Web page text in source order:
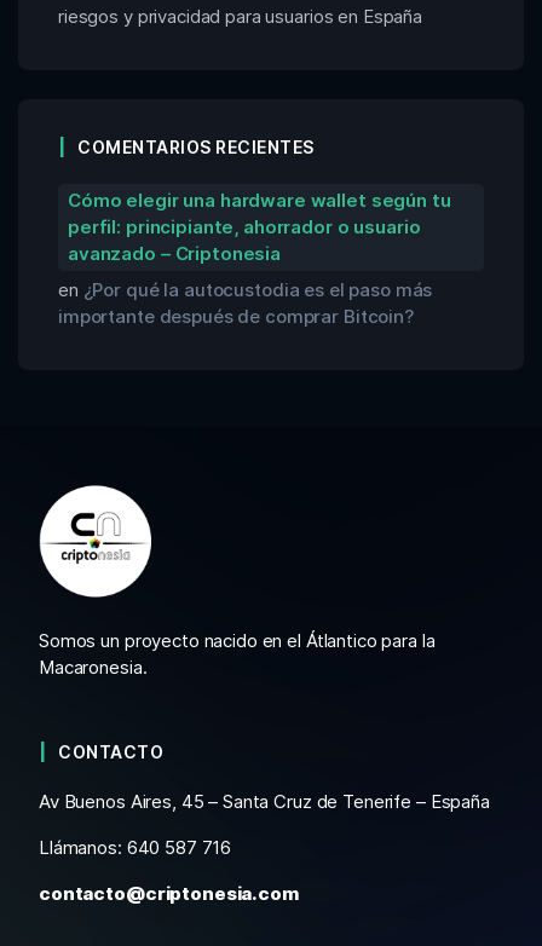
riesgos y privacidad para usuarios en España
COMENTARIOS RECIENTES
Cómo elegir una hardware wallet según tu
perfil: principiante, ahorrador o usuario
avanzado – Criptonesia
en ¿Por qué la autocustodia es el paso más
importante después de comprar Bitcoin?
Somos un proyecto nacido en el Átlantico para la
Macaronesia.
CONTACTO
Av Buenos Aires, 45 – Santa Cruz de Tenerife – España
Llámanos: 640 587 716
contacto@criptonesia.com